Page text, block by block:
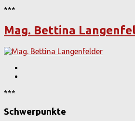
***
Mag. Bettina
***
Schwerpunkte